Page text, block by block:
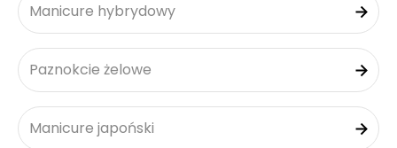
Manicure hybrydowy
Paznokcie żelowe
Manicure japoński